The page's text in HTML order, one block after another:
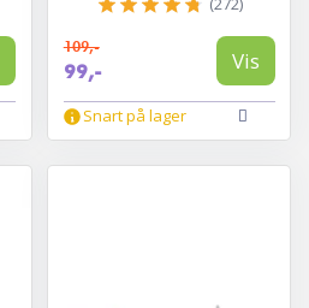
109,-
99,- Vis
Snart på lager